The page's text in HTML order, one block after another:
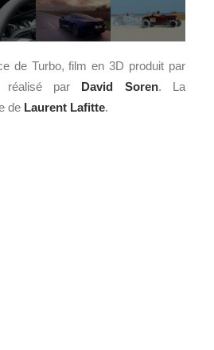
de Turbo, film en 3D produit par
par David Soren. La
de Laurent Lafitte.